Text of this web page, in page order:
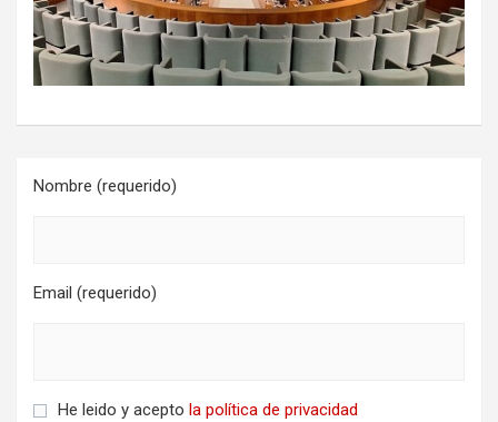
Nombre (requerido)
Email (requerido)
He leido y acepto la política de privacidad